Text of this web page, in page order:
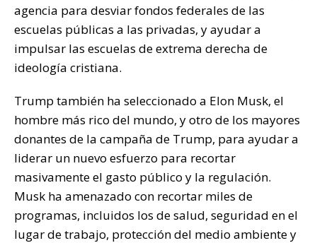
agencia para desviar fondos federales de las
escuelas públicas a las privadas, y ayudar a
impulsar las escuelas de extrema derecha de
ideología cristiana.
Trump también ha seleccionado a Elon Musk, el
hombre más rico del mundo, y otro de los mayores
donantes de la campaña de Trump, para ayudar a
liderar un nuevo esfuerzo para recortar
masivamente el gasto público y la regulación.
Musk ha amenazado con recortar miles de
programas, incluidos los de salud, seguridad en el
lugar de trabajo, protección del medio ambiente y